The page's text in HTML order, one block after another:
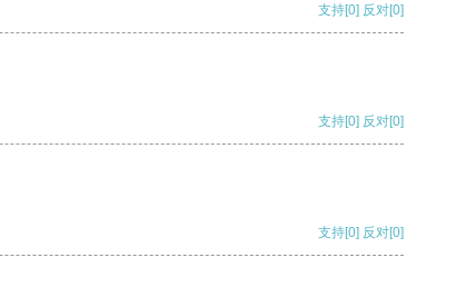
支持[0] 反对[0]
支持[0] 反对[0]
支持[0] 反对[0]